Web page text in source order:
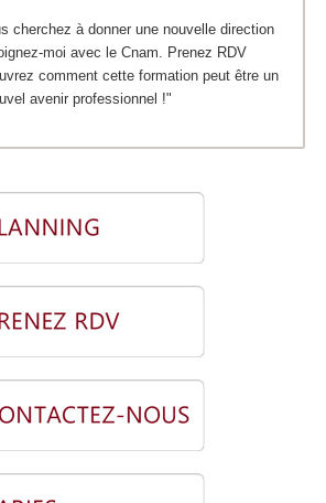
cherchez à donner une nouvelle direction
moi avec le Cnam. Prenez RDV
comment cette formation peut être un
avenir professionnel !"